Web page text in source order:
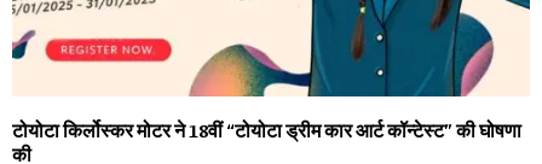
टोयोटा किर्लोस्कर मोटर ने 18वीं “टोयोटा ड्रीम कार आर्ट कॉन्टेस्ट” की घोषणा
की